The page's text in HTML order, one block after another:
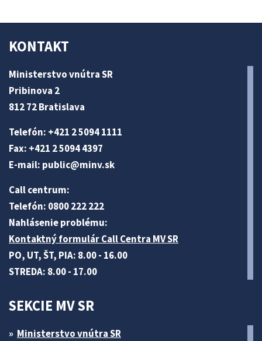
KONTAKT
Ministerstvo vnútra SR
Pribinova 2
812 72 Bratislava
Telefón: +421 2 5094 1111
Fax: +421 2 5094 4397
E-mail: public@minv.sk
Call centrum:
Telefón: 0800 222 222
Nahlásenie problému:
Kontaktný formulár Call Centra MV SR
PO, UT, ŠT, PIA: 8.00 - 16.00
STREDA: 8.00 - 17.00
SEKCIE MV SR
Ministerstvo vnútra SR